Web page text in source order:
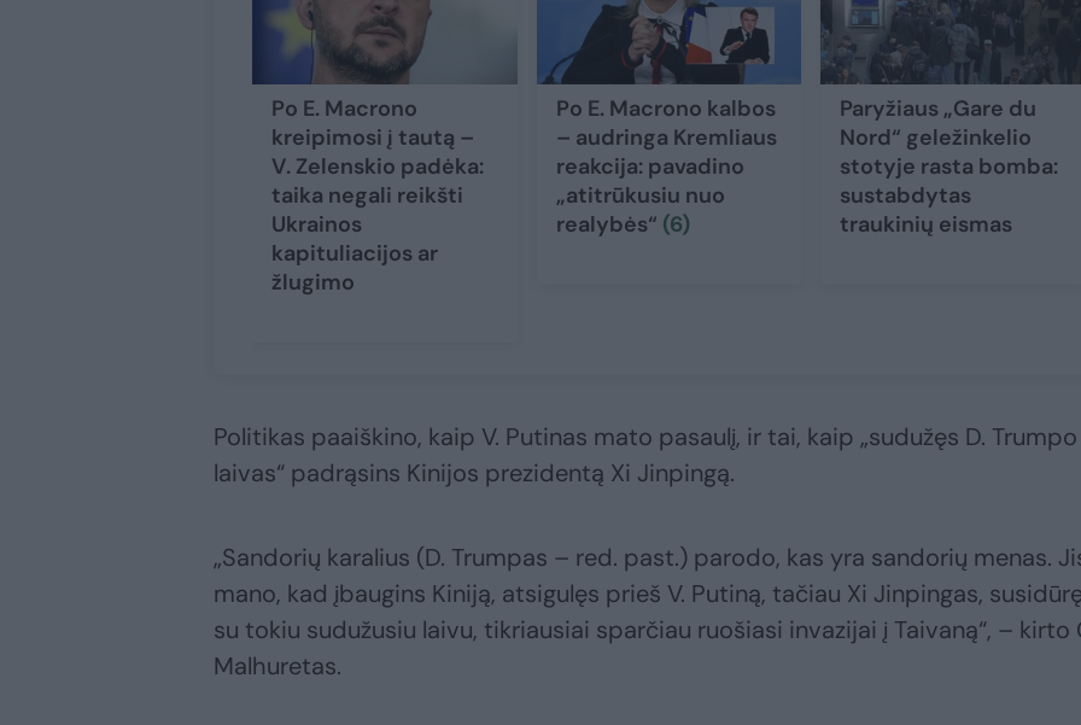
Po E. Macrono
kreipimosi į tautą –
V. Zelenskio padėka:
taika negali reikšti
Ukrainos
kapituliacijos ar
žlugimo
Po E. Macrono kalbos
– audringa Kremliaus
reakcija: pavadino
„atitrūkusiu nuo
realybės“ (6)
Paryžiaus „Gare du
Nord“ geležinkelio
stotyje rasta bomba:
sustabdytas
traukinių eismas
Politikas paaiškino, kaip V. Putinas mato pasaulį, ir tai, kaip „sudužęs D. Trumpo
laivas“ padrąsins Kinijos prezidentą Xi Jinpingą.
„Sandorių karalius (D. Trumpas – red. past.) parodo, kas yra sandorių menas.
mano, kad įbaugins Kiniją, atsigulęs prieš V. Putiną, tačiau Xi Jinpingas,
su tokiu sudužusiu laivu, tikriausiai sparčiau ruošiasi invazijai į Taivaną“, – kirto
Malhuretas.